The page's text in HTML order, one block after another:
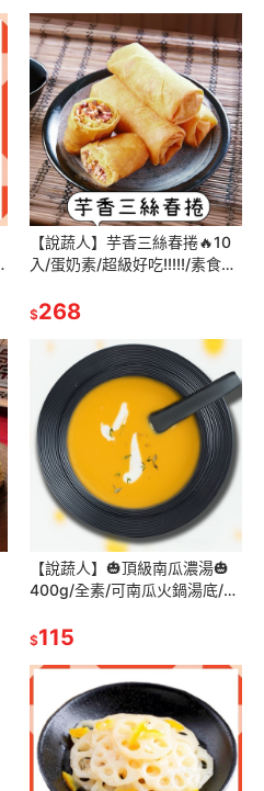
【說蔬人】芋香三絲春捲🔥10
入/蛋奶素/超級好吃!!!!!/素食春
點/中式點心
$268
【說蔬人】🎃頂級南瓜濃湯🎃
400g/全素/可南瓜火鍋湯底/素
濃湯/可南瓜燉飯/素食濃湯
$115